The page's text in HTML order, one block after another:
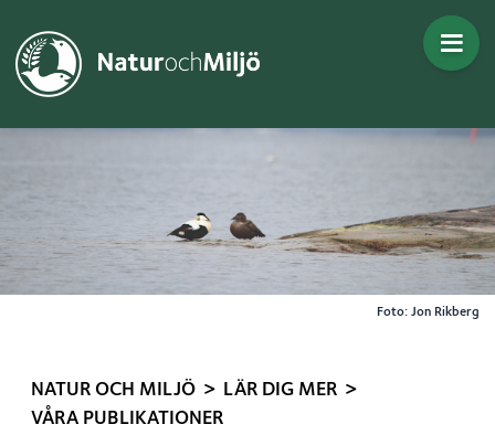
Foto: Jon Rikberg
NATUR OCH MILJÖ > LÄR DIG MER >
VÅRA PUBLIKATIONER